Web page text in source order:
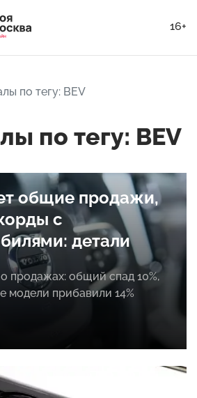
16+
по тегу: BEV
по тегу: BEV
общие продажи,
с
детали
продажах: общий спад 10%,
модели прибавили 14%